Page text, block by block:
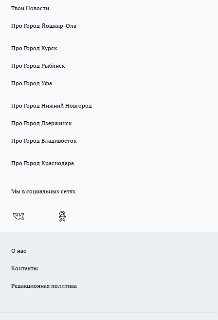
Твои Новости
Про Город Йошкар-Ола
Про Город Курск
Про Город Рыбинск
Про Город Уфа
Про Город Нижний Новгород
Про Город Дзержинск
Про Город Владивосток
Про Город Краснодара
Мы в социальных сетях
О нас
Контакты
Редакционная политика